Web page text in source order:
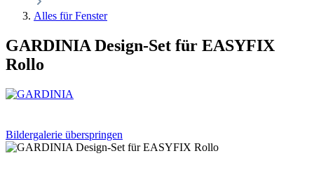
Alles für Fenster
GARDINIA Design-Set für EASYFIX
Rollo
Bildergalerie überspringen